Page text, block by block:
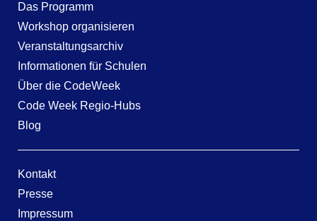
Das Programm
Workshop organisieren
Veranstaltungsarchiv
Informationen für Schulen
Über die CodeWeek
Code Week Regio-Hubs
Blog
Kontakt
Presse
Impressum